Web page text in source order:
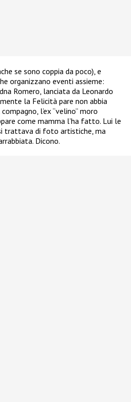
se sono coppia da poco), e
organizzano eventi assieme:
Romero, lanciata da Leonardo
la Felicità pare non abbia
l’ex “velino” moro
come mamma l’ha fatto. Lui le
trattava di foto artistiche, ma
Dicono.